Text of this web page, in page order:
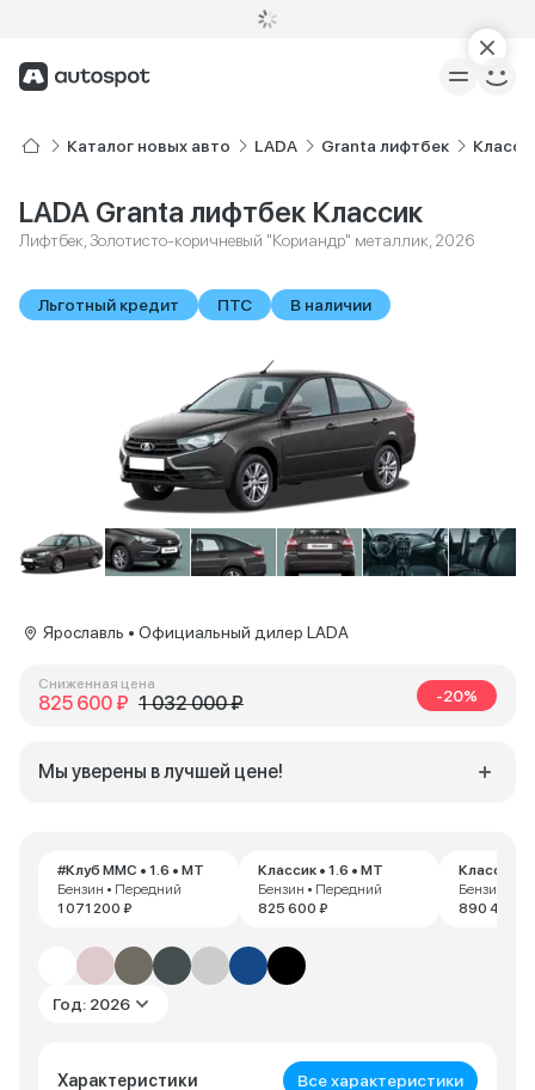
Каталог новых авто LADA Granta лифтбек
LADA Granta лифтбек Классик
Лифтбек, Золотисто-коричневый "Кориандр" металлик, 2026
Льготный кредит ПТС В наличии
#Клуб ММС • 1.6 • MT
Бензин • Передний
1 071 200 ₽
Классик • 1.6 • MT
Бензин • Передний
825 600 ₽
Классик •
Бензин •
890 400 ₽
Год: 2026
Характеристики Все характеристики
Ярославль • Официальный дилер LADA
Сниженная цена
825 600 ₽ 1 032 000 ₽ -20%
Мы уверены в лучшей цене!